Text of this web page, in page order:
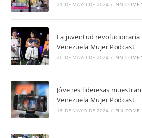
21 DE MAYO DE 2024 / SIN
La juventud revolucionaria
Venezuela Mujer Podcast
20 DE MAYO DE 2024 / SIN
Jóvenes lideresas
Venezuela Mujer Podcast
19 DE MAYO DE 2024 / SIN